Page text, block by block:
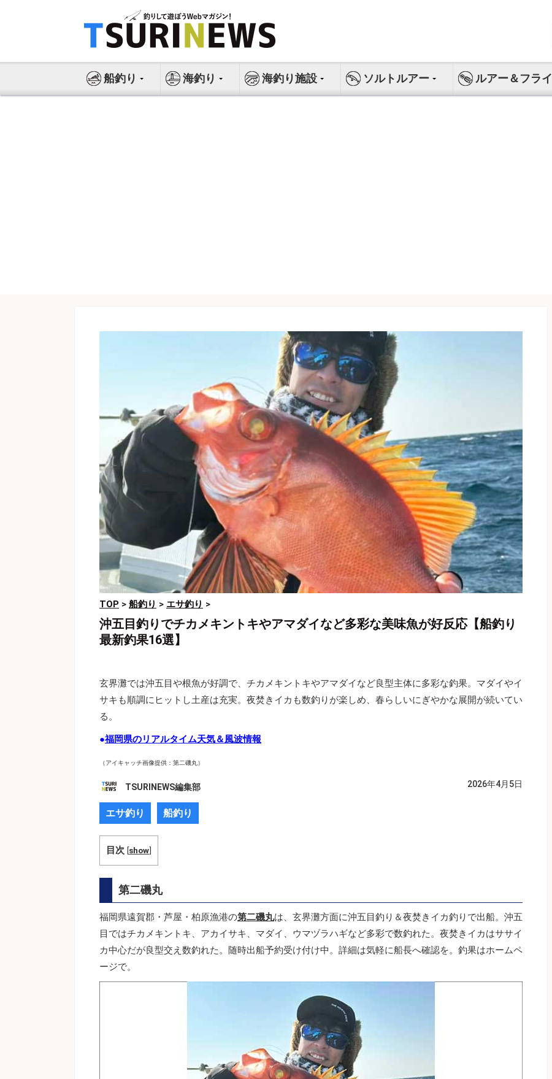
ス
船釣り 海釣り 海釣り施設 ソルトルアー ルアー＆フライ
TOP > 船釣り > エサ釣り >
沖五目釣りでチカメキントキやアマダイなど多彩な美味魚が好反応【船釣り
最新釣果16選】
玄界灘では沖五目や根魚が好調で、チカメキントキやアマダイなど良型主体に多彩な釣果。マダイやイ
サキも順調にヒットし土産は充実。夜焚きイカも数釣りが楽しめ、春らしいにぎやかな展開が続いてい
る。
●福岡県のリアルタイム天気＆風波情報
（アイキャッチ画像提供：第二磯丸）
TSURINEWS編集部 2026年4月5日
エサ釣り 船釣り
目次 [show]
第二磯丸
福岡県遠賀郡・芦屋・柏原漁港の第二磯丸は、玄界灘方面に沖五目釣り＆夜焚きイカ釣りで出船。沖五
目ではチカメキントキ、アカイサキ、マダイ、ウマヅラハギなど多彩で数釣れた。夜焚きイカはササイ
カ中心だが良型交え数釣れた。随時出船予約受け付け中。詳細は気軽に船長へ確認を。釣果はホームペ
ージで。